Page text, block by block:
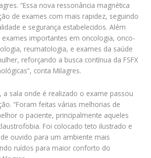
“Essa nova ressonância magnética
de exames com mais rapidez, seguindo
e segurança estabelecidos. Além
exames importantes em oncologia, onco-
reumatologia, e exames da saúde
reforçando a busca contínua da FSFX
conta Milagres.
a sala onde é realizado o exame passou
“Foram feitas várias melhorias de
o paciente, principalmente aqueles
Foi colocado teto ilustrado e
ouvido para um ambiente mais
ruídos para maior conforto do